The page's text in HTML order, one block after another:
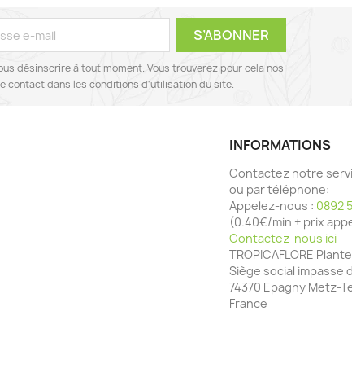
désinscrire à tout moment. Vous trouverez pour cela nos
contact dans les conditions d'utilisation du site.
INFORMATIONS
Contactez notre
ou par téléphone:
Appelez-nous : 0892
(0.40€/min + prix
Contactez-nous ici
TROPICAFLORE
Siège social impasse
74370 Epagny Metz-
France